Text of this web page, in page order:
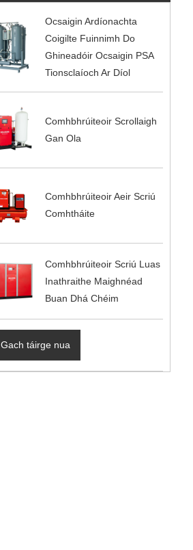
Ocsaigin Ardíonachta
Coigilte Fuinnimh Do
Ghineadóir Ocsaigin PSA
Tionsclaíoch Ar Díol
Comhbhrúiteoir Scrollaigh
Gan Ola
Comhbhrúiteoir Aeir Scriú
Comhtháite
Comhbhrúiteoir Scriú Luas
Inathraithe Maighnéad
Buan Dhá Chéim
Gach táirge nua